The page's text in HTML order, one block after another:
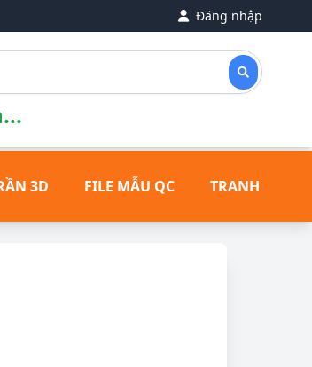
Đăng nhập
3D FILE MẪU QC TRANH ĐỒNG